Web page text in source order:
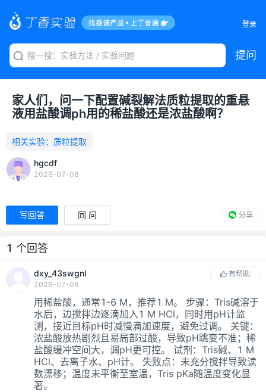
登录
提问
家人们，问一下配置碱裂解法质粒提取的重悬
液用盐酸调ph用的稀盐酸还是浓盐酸啊？
相关实验： 质粒提取
hgcdf
2026-07-08
写回答 同 问 分享
1 个回答
dxy_43swgnl
2026-07-08
有帮助
用稀盐酸，通常1-6 M，推荐1 M。 步骤：Tris碱溶于
水后，边搅拌边逐滴加入1 M HCl，同时用pH计监
测，接近目标pH时减慢滴加速度，避免过调。 关键：
浓盐酸放热剧烈且易局部过酸，导致pH跳变不准；稀
盐酸缓冲空间大，调pH更可控。 试剂：Tris碱、1 M
HCl、去离子水、pH计。 失败点：未充分搅拌导致读
数漂移；温度未平衡至室温，Tris pKa随温度变化显
著。